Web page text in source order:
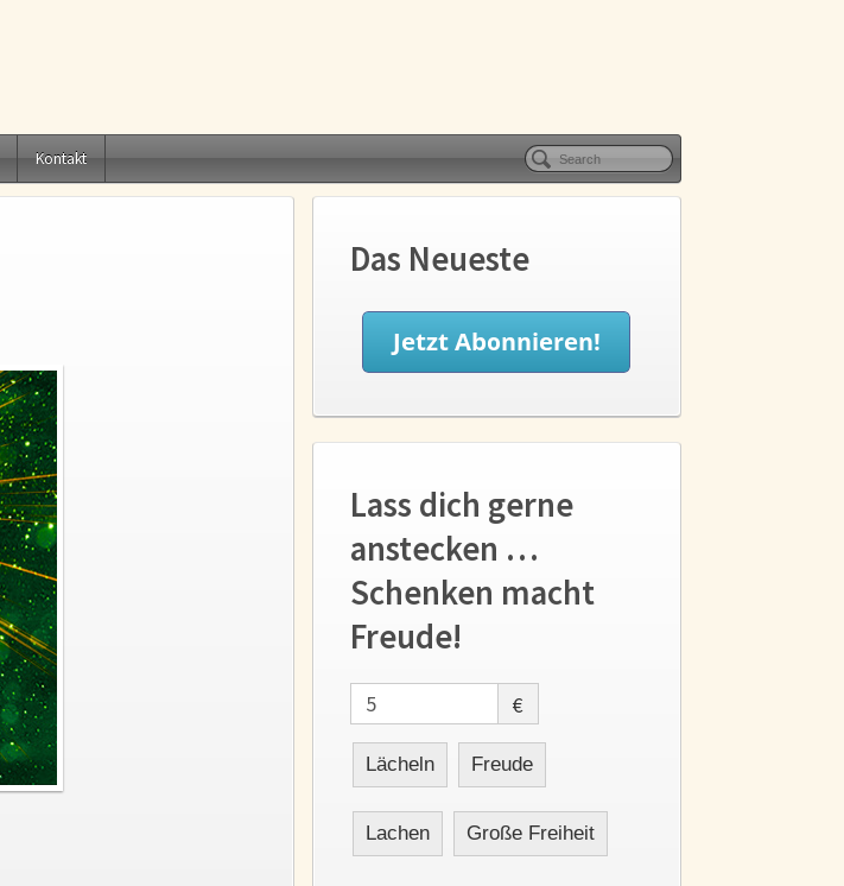
Kontakt
Das Neueste
Lass dich gerne
anstecken …
Schenken macht
Freude!
€
Lächeln Freude
Lachen Große Freiheit